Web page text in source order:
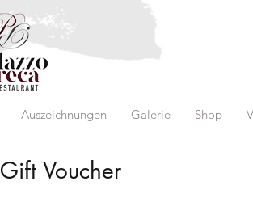
Auszeichnungen Galerie Shop
Gift Voucher